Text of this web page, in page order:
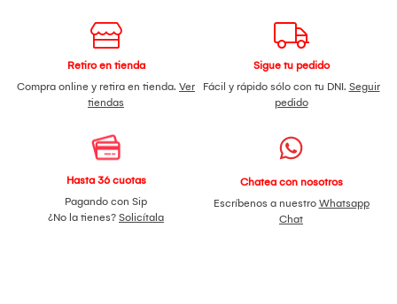
Retiro en tienda
Compra online y retira en tienda. Ver
tiendas
Sigue tu pedido
Fácil y rápido sólo con tu DNI. Seguir
pedido
Hasta 36 cuotas
Pagando con Sip
¿No la tienes? Solicítala
Chatea con nosotros
Escríbenos a nuestro Whatsapp
Chat